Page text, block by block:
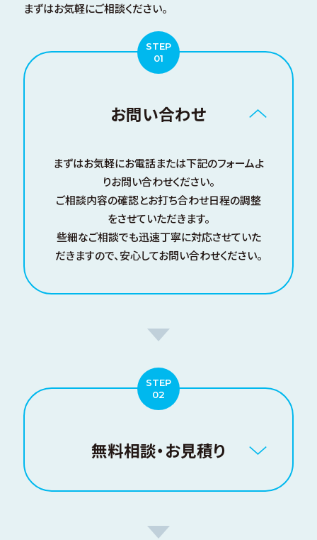
まずはお気軽にご相談ください。
お問い合わせ
まずはお気軽にお電話または下記のフォームよ
りお問い合わせください。
ご相談内容の確認とお打ち合わせ日程の調整
をさせていただきます。
些細なご相談でも迅速丁寧に対応させていた
だきますので、安心してお問い合わせください。
無料相談・お見積り